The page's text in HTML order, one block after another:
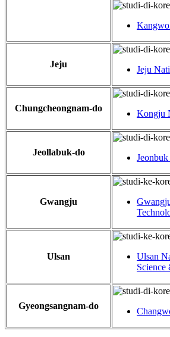
Jeju
Jeju
Chungcheongnam-do
Kongju
Jeollabuk-do
Gwangju
Ulsan
Ulsan
Science
Gyeongsangnam-do